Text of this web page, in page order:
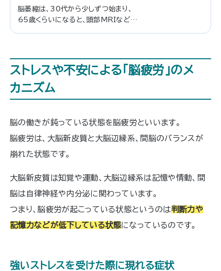
脳萎縮は、30代から少しずつ始まり、
65歳くらいになると、頭部MRIなどの
る可能性のある治療法は存在します。こ
の記事では、脳萎縮の原因や予防法、初
期症状から治療法まで詳しく解説して
ストレスや不安による「脳疲労」のメ
カニズム
脳の働きが鈍っている状態を脳疲労といいます。
脳疲労は、大脳新皮質と大脳辺縁系、間脳のバランスが
崩れた状態です。
大脳新皮質は知覚や運動、大脳辺縁系は記憶や情動、間
脳は自律神経や内分泌に関わっています。
つまり、脳疲労が起こっている状態というのは判断力や
記憶力などが低下している状態になっているのです。
強いストレスを受けた際に現れる症状